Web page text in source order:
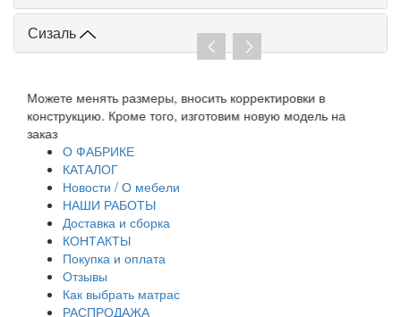
Сизаль
Можете менять размеры, вносить корректировки в
конструкцию. Кроме того, изготовим новую модель на
заказ
О ФАБРИКЕ
КАТАЛОГ
Новости / О мебели
НАШИ РАБОТЫ
Доставка и сборка
КОНТАКТЫ
Покупка и оплата
Отзывы
Как выбрать матрас
РАСПРОДАЖА